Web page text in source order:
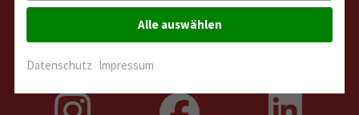
Alle auswählen
Datenschutz Impressum